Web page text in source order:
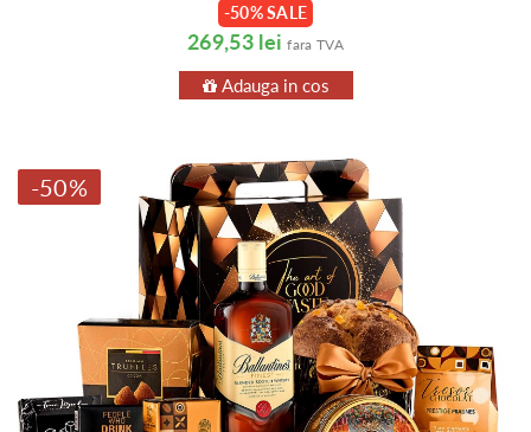
-50% SALE
269,53 lei fara TVA
Adauga in cos
-50%